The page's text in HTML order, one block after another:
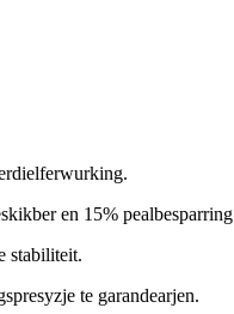
en 15% pealbesparring
stabiliteit.
te garandearjen.